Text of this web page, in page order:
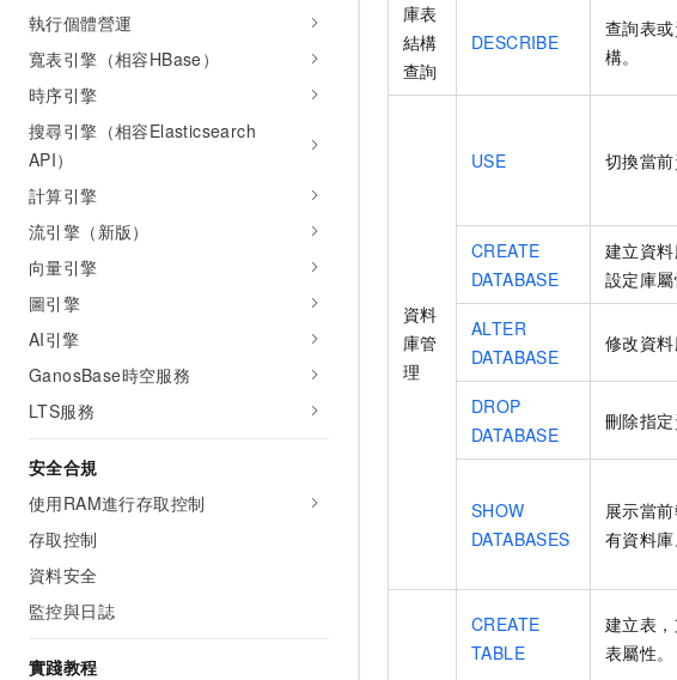
執行個體營運
寬表引擎（相容HBase）
時序引擎
搜尋引擎（相容Elasticsearch
API）
計算引擎
流引擎（新版）
向量引擎
圖引擎
AI引擎
GanosBase時空服務
LTS服務
安全合規
使用RAM進行存取控制
存取控制
資料安全
監控與日誌
實踐教程
庫表
結構
查詢
DESCRIBE
查詢表
構。
資料
庫管
理
USE 切換當前
CREATE
DATABASE
建立資
設定庫屬
ALTER
DATABASE
修改資料
DROP
DATABASE
刪除指定
SHOW
DATABASES
展示當
有資料庫
CREATE
TABLE
建立表
表屬性。